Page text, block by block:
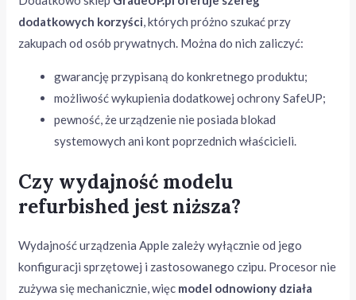
dodatkowych korzyści , których próżno szukać przy
zakupach od osób prywatnych. Można do nich zaliczyć:
gwarancję przypisaną do konkretnego produktu;
możliwość wykupienia dodatkowej ochrony SafeUP;
pewność, że urządzenie nie posiada blokad
systemowych ani kont poprzednich właścicieli.
Czy wydajność modelu
refurbished jest niższa?
Wydajność urządzenia Apple zależy wyłącznie od jego
konfiguracji sprzętowej i zastosowanego czipu. Procesor nie
zużywa się mechanicznie, więc model odnowiony działa